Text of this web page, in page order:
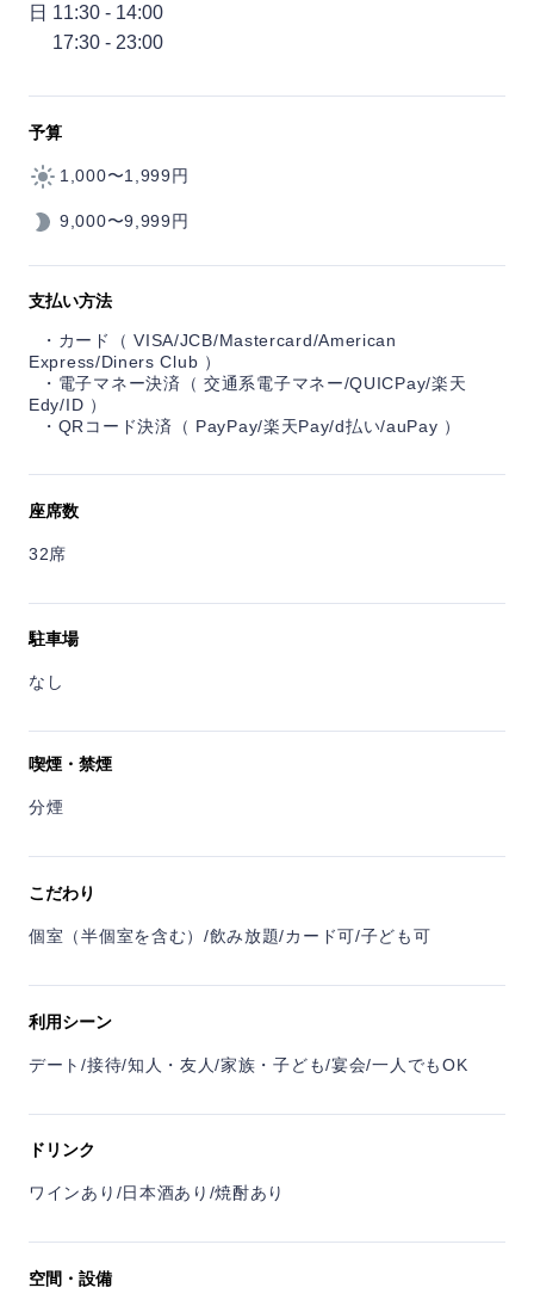
日 11:30 - 14:00
17:30 - 23:00
予算
1,000〜1,999円
9,000〜9,999円
支払い方法
カード（ VISA/JCB/Mastercard/American
Express/Diners Club ）
電子マネー決済（ 交通系電子マネー/QUICPay/楽天
Edy/ID ）
QRコード決済（ PayPay/楽天Pay/d払い/auPay ）
座席数
32席
駐車場
なし
喫煙・禁煙
分煙
こだわり
個室（半個室を含む）/飲み放題/カード可/子ども可
利用シーン
デート/接待/知人・友人/家族・子ども/宴会/一人でもOK
ドリンク
ワインあり/日本酒あり/焼酎あり
空間・設備